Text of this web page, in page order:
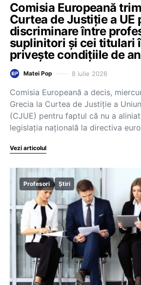
Comisia Europeană
Curtea de Justiție a UE
discriminare între
suplinitori și cei titulari
privește condițiile de
Matei Pop 8 iulie 2026
Comisia Europeană a decis,
Grecia la Curtea de Justiție a
(CJUE) pentru faptul că nu a
legislația națională la directiva
Vezi articolul
Profesori Știri